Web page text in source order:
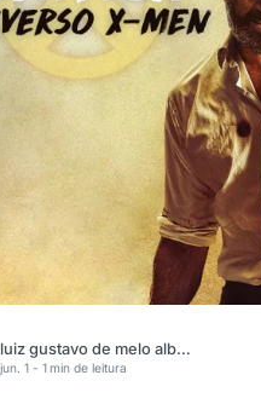
luiz gustavo de melo albuquerque
jun. 1 - 1 min de leitura